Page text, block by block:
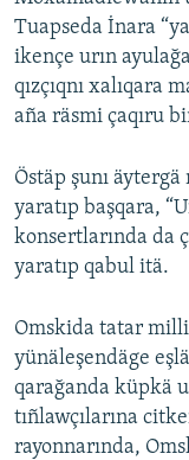
Tuapseda İnara
ikençe urın
qızçıqnı xalıqara
aña räsmi çaqıru
Östäp şunı
yaratıp başqara,
konsertlarında da
yaratıp qabul itä.
Omskida tatar
yünäleşendäge
qarağanda küpkä
tıñlawçılarına
rayonnarında,